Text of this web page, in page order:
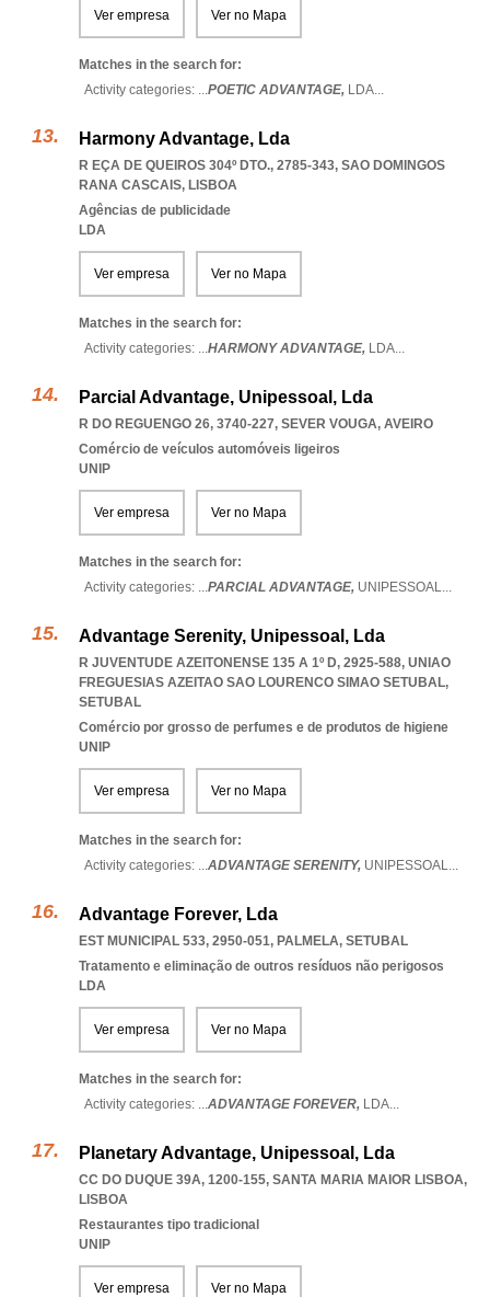
Ver empresa Ver no Mapa
Matches in the search for:
Activity categories: ...POETIC ADVANTAGE, LDA...
Harmony Advantage, Lda
R EÇA DE QUEIROS 304º DTO., 2785-343, SAO DOMINGOS
RANA CASCAIS, LISBOA
Agências de publicidade
LDA
Ver empresa Ver no Mapa
Matches in the search for:
Activity categories: ...HARMONY ADVANTAGE, LDA...
Parcial Advantage, Unipessoal, Lda
R DO REGUENGO 26, 3740-227, SEVER VOUGA, AVEIRO
Comércio de veículos automóveis ligeiros
UNIP
Ver empresa Ver no Mapa
Matches in the search for:
Activity categories: ...PARCIAL ADVANTAGE, UNIPESSOAL...
Advantage Serenity, Unipessoal, Lda
R JUVENTUDE AZEITONENSE 135 A 1º D, 2925-588, UNIAO
FREGUESIAS AZEITAO SAO LOURENCO SIMAO SETUBAL,
SETUBAL
Comércio por grosso de perfumes e de produtos de higiene
UNIP
Ver empresa Ver no Mapa
Matches in the search for:
Activity categories: ...ADVANTAGE SERENITY, UNIPESSOAL...
Advantage Forever, Lda
EST MUNICIPAL 533, 2950-051, PALMELA, SETUBAL
Tratamento e eliminação de outros resíduos não perigosos
LDA
Ver empresa Ver no Mapa
Matches in the search for:
Activity categories: ...ADVANTAGE FOREVER, LDA...
Planetary Advantage, Unipessoal, Lda
CC DO DUQUE 39A, 1200-155, SANTA MARIA MAIOR LISBOA,
LISBOA
Restaurantes tipo tradicional
UNIP
Ver empresa Ver no Mapa